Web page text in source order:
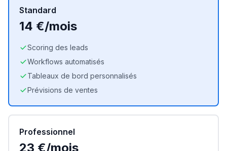
Standard
14 €/mois
Scoring des leads
Workflows automatisés
Tableaux de bord personnalisés
Prévisions de ventes
Professionnel
23 €/mois